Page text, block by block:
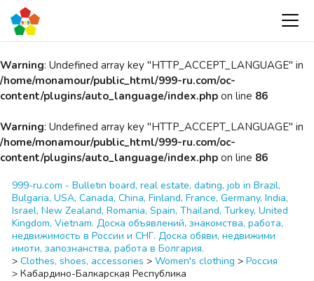
Warning: Undefined array key "HTTP_ACCEPT_LANGUAGE" in
/home/monamour/public_html/999-ru.com/oc-
content/plugins/auto_language/index.php on line 86
Warning: Undefined array key "HTTP_ACCEPT_LANGUAGE" in
/home/monamour/public_html/999-ru.com/oc-
content/plugins/auto_language/index.php on line 86
999-ru.com - Bulletin board, real estate, dating, job in Brazil,
Bulgaria, USA, Canada, China, Finland, France, Germany, India,
Israel, New Zealand, Romania, Spain, Thailand, Turkey, United
Kingdom, Vietnam. Доска объявлений, знакомства, работа,
недвижимость в России и СНГ. Доска обяви, недвижими
имоти, запознанства, работа в Болгария.
> Clothes, shoes, accessories > Women's clothing > Россия
> Кабардино-Балкарская Республика